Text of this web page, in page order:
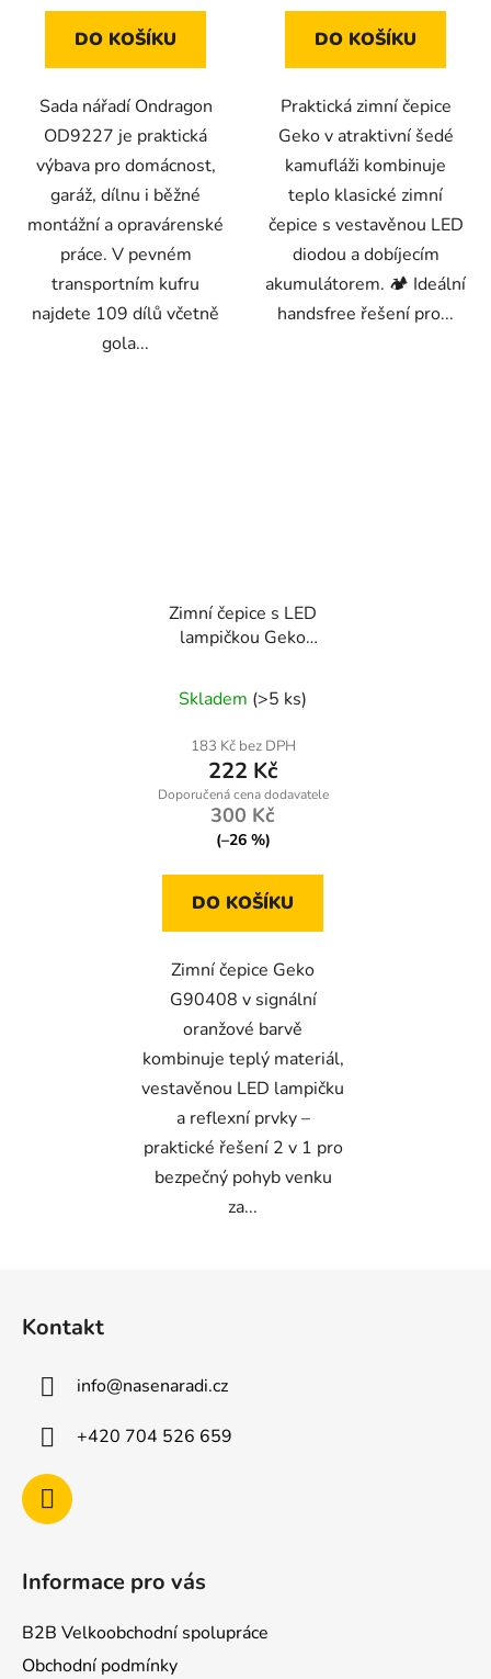
DO KOŠÍKU
Sada nářadí Ondragon
OD9227 je praktická
výbava pro domácnost,
garáž, dílnu i běžné
montážní a opravárenské
práce. V pevném
transportním kufru
najdete 109 dílů včetně
gola...
DO KOŠÍKU
Praktická zimní čepice
Geko v atraktivní šedé
kamufláži kombinuje
teplo klasické zimní
čepice s vestavěnou LED
diodou a dobíjecím
akumulátorem. 🏕️ Ideální
handsfree řešení pro...
Zimní čepice s LED
lampičkou Geko
reflexními prvky pro
maximální viditelnost
Skladem (>5 ks)
183 Kč bez DPH
222 Kč
300 Kč
(–26 %)
DO KOŠÍKU
Zimní čepice Geko
G90408 v signální
oranžové barvě
kombinuje teplý materiál,
vestavěnou LED lampičku
a reflexní prvky –
praktické řešení 2 v 1 pro
bezpečný pohyb venku
za...
Kontakt
info@nasenaradi.cz
+420 704 526 659
Informace pro vás
B2B Velkoobchodní spolupráce
Obchodní podmínky